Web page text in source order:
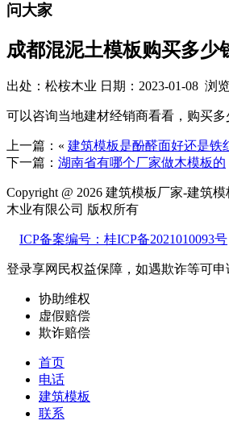
问大家
成都混泥土模板购买多少
出处：松桉木业 日期：2023-01-08 浏
可以咨询当地建材经销商看看，购买
上一篇：« 建筑模板是酚醛面好还是铁
下一篇： 湖南省有哪个厂家做木模板的
Copyright @ 2026 建筑模板厂家-建筑
木业有限公司 版权所有
ICP备案编号：桂ICP备2021010093号
登录享网民权益保障，如遇欺诈等可 申
协助维权
虚假赔偿
欺诈赔偿
首页
电话
建筑模板
联系